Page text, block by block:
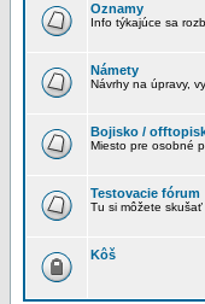
Oznamy
Info týkajúce sa
Námety
Návrhy na úpravy,
Bojisko /
Miesto pre osobné
Testovacie fórum
Tu si môžete
Kôš